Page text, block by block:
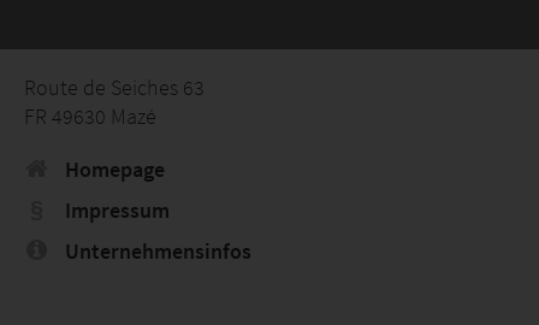
Route de Seiches 63
FR 49630 Mazé
Homepage
Impressum
Unternehmensinfos